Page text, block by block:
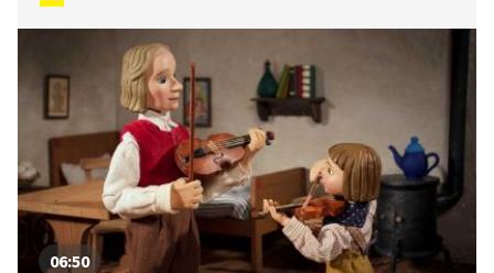
skromné, ale veselé životy v souladu s přírodou. Video
inspirované lidovými zvyky a písněmi navazuje
na poetiku klasických Trnkových filmů.
06:50